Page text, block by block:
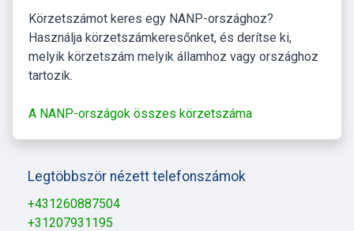
Körzetszámot keres egy NANP-országhoz?
Használja körzetszámkeresőnket, és derítse ki,
melyik körzetszám melyik államhoz vagy országhoz
tartozik.
A NANP-országok összes körzetszáma
Legtöbbször nézett telefonszámok
+431260887504
+31207931195